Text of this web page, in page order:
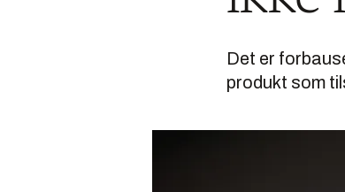
Det er
produkt som